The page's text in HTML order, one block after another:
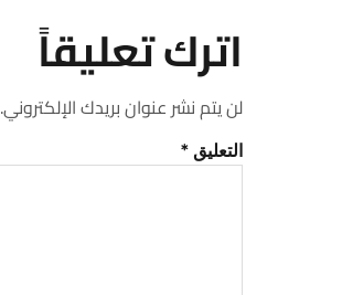
اترك تعليقاً
لن يتم نشر عنوان بريدك الإلكتروني.
التعليق *